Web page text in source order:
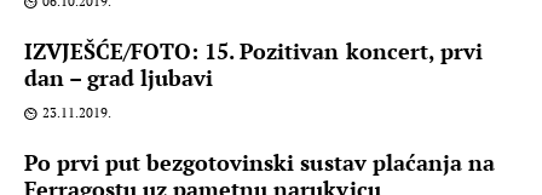
IZVJEŠĆE/FOTO: 15. Pozitivan koncert, prvi
dan – grad ljubavi
23.11.2019.
Po prvi put bezgotovinski sustav plaćanja na